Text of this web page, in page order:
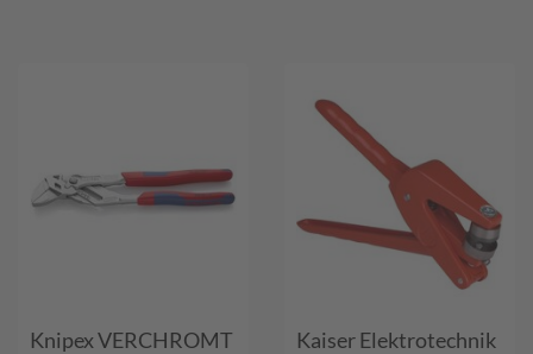
Knipex VERCHROMT
Kaiser Elektrotechnik